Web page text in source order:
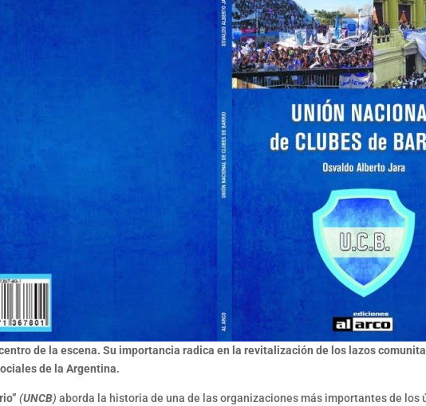
de la escena. Su importancia radica en la revitalización de los lazos
de la Argentina.
(UNCB) aborda la historia de una de las organizaciones más importantes de